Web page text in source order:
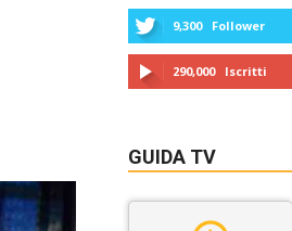
9,300 Follower
290,000 Iscritti
GUIDA TV